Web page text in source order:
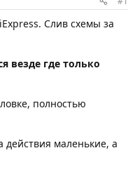
Cлив схемы за
везде где только
полностью
действия маленькие, а